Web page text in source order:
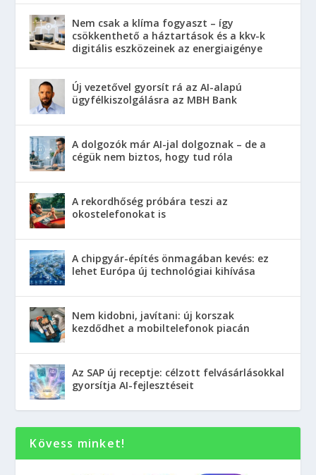
Nem csak a klíma fogyaszt – így
csökkenthető a háztartások és a kkv-k
digitális eszközeinek az energiaigénye
Új vezetővel gyorsít rá az AI-alapú
ügyfélkiszolgálásra az MBH Bank
A dolgozók már AI-jal dolgoznak – de a
cégük nem biztos, hogy tud róla
A rekordhőség próbára teszi az
okostelefonokat is
A chipgyár-építés önmagában kevés: ez
lehet Európa új technológiai kihívása
Nem kidobni, javítani: új korszak
kezdődhet a mobiltelefonok piacán
Az SAP új receptje: célzott felvásárlásokkal
gyorsítja AI-fejlesztéseit
Kövess minket!